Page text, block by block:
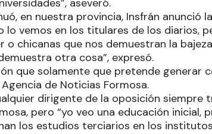
aseveró.
en nuestra provincia, Insfrán anunció
lo vemos en los titulares de los diarios,
o chicanas que nos demuestran la
otra cosa”, expresó.
que solamente que pretende generar
de Noticias Formosa.
dirigente de la oposición siempre
pero “yo veo una educación inicial,
los estudios terciarios en los